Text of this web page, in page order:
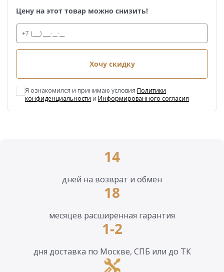
Цену на этот товар можно снизить!
Хочу скидку
Я ознакомился и принимаю условия Политики
конфиденциальности и Информированного согласия
14
дней на возврат и обмен
18
месяцев расширенная гарантия
1-2
дня доставка по Москве, СПБ или до ТК